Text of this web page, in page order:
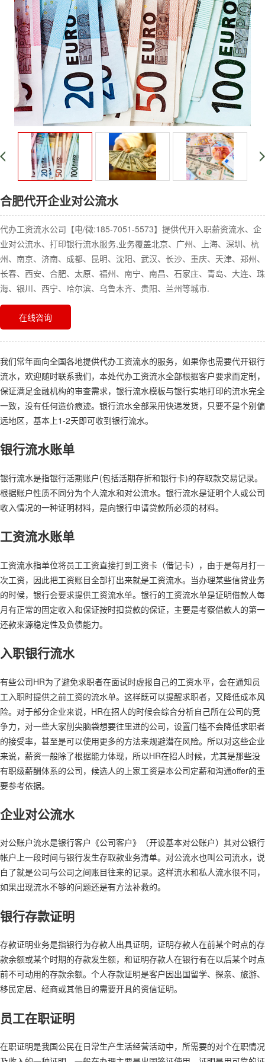
合肥代开企业对公流水
代办工资流水公司【电/微:185-7051-5573】提供代开入职薪资流水、企
业对公流水、打印银行流水服务,业务覆盖北京、广州、上海、深圳、杭
州、南京、济南、成都、昆明、沈阳、武汉、长沙、重庆、天津、郑州、
长春、西安、合肥、太原、福州、南宁、南昌、石家庄、青岛、大连、珠
海、银川、西宁、哈尔滨、乌鲁木齐、贵阳、兰州等城市.
在线咨询
我们常年面向全国各地提供代办工资流水的服务，如果你也需要代开银行
流水，欢迎随时联系我们，本处代办工资流水全部根据客户要求而定制，
保证满足金融机构的审查需求，银行流水模板与银行实地打印的流水完全
一致，没有任何造价痕迹。银行流水全部采用快递发货，只要不是个别偏
远地区，基本上1-2天即可收到银行流水。
银行流水账单
银行流水是指银行活期账户(包括活期存折和银行卡)的存取款交易记录。
根据账户性质不同分为个人流水和对公流水。银行流水是证明个人或公司
收入情况的一种证明材料，是向银行申请贷款所必须的材料。
工资流水账单
工资流水指单位将员工工资直接打到工资卡（借记卡），由于是每月打一
次工资，因此把工资账目全部打出来就是工资流水。当办理某些信贷业务
的时候，银行会要求提供工资流水单。银行的工资流水单是证明借款人每
月有正常的固定收入和保证按时扣贷款的保证，主要是考察借款人的第一
还款来源稳定性及负债能力。
入职银行流水
有些公司HR为了避免求职者在面试时虚报自己的工资水平，会在通知员
工入职时提供之前工资的流水单。这样既可以提醒求职者，又降低成本风
险。对于部分企业来说，HR在招人的时候会综合分析自己所在公司的竞
争力，对一些大家削尖脑袋想要往里进的公司，设置门槛不会降低求职者
的接受率，甚至是可以使用更多的方法来规避潜在风险。所以对这些企业
来说，薪资一般除了根据能力体现，所以HR在招人时候，尤其是那些没
有职级薪酬体系的公司，候选人的上家工资是本公司定薪和沟通offer的重
要参考依据。
企业对公流水
对公账户流水是银行客户《公司客户》（开设基本对公账户）其对公银行
帐户上一段时间与银行发生存取款业务清单。对公流水也叫公司流水，说
白了就是公司与公司之间账目往来的记录。这样流水和私人流水很不同，
如果出现流水不够的问题还是有方法补救的。
银行存款证明
存款证明业务是指银行为存款人出具证明，证明存款人在前某个时点的存
款余额或某个时期的存款发生额，和证明存款人在银行有在以后某个时点
前不可动用的存款余额。个人存款证明是客户因出国留学、探亲、旅游、
移民定居、经商或其他目的需要开具的资信证明。
员工在职证明
在职证明是我国公民在日常生产生活经营活动中，所需要的对个在职情况